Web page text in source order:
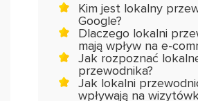
Kim jest lokalny
Google?
Dlaczego lokalni
mają wpływ na e-
Jak rozpoznać
przewodnika?
Jak lokalni
wpływają na